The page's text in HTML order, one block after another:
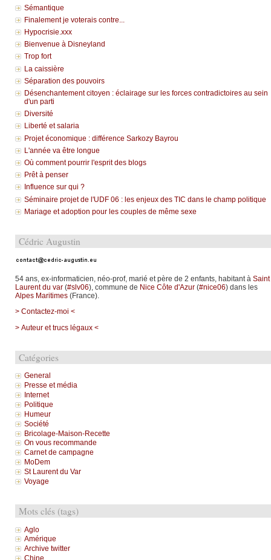
Sémantique
Finalement je voterais contre...
Hypocrisie.xxx
Bienvenue à Disneyland
Trop fort
La caissière
Séparation des pouvoirs
Désenchantement citoyen : éclairage sur les forces contradictoires au sein
d'un parti
Diversité
Liberté et salaria
Projet économique : différence Sarkozy Bayrou
L'année va être longue
Où comment pourrir l'esprit des blogs
Prêt à penser
Influence sur qui ?
Séminaire projet de l'UDF 06 : les enjeux des TIC dans le champ politique
Mariage et adoption pour les couples de même sexe
Cédric Augustin
54 ans, ex-informaticien, néo-prof, marié et père de 2 enfants, habitant à Saint
Laurent du var(#slv06), commune de Nice Côte d'Azur(#nice06) dans les
Alpes Maritimes(France).
> Contactez-moi <
> Auteur et trucs légaux <
Catégories
General
Presse et média
Internet
Politique
Humeur
Société
Bricolage-Maison-Recette
On vous recommande
Carnet de campagne
MoDem
St Laurent du Var
Voyage
Mots clés (tags)
Aglo
Amérique
Archive twitter
Chine